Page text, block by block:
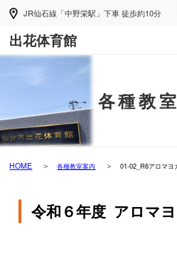
JR仙石線「中野栄駅」下車 徒歩約10分
出花体育館
各種教
HOME 各種教室案内 01-02_R6アロマヨ
令和６年度 アロマ